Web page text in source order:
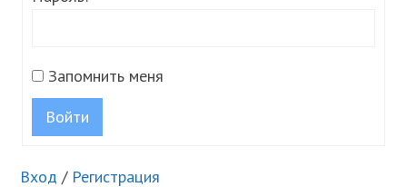
Запомнить меня
Войти
Вход / Регистрация